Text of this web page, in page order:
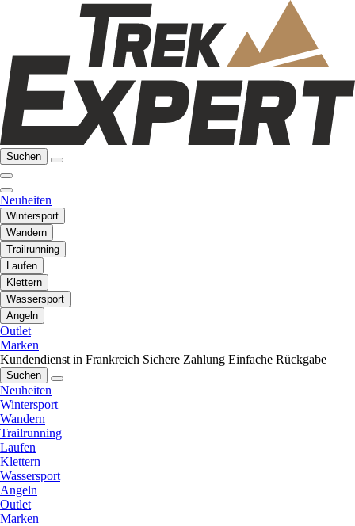
Suchen
Neuheiten
Wintersport
Wandern
Trailrunning
Laufen
Klettern
Wassersport
Angeln
Outlet
Marken
Kundendienst in Frankreich Sichere Zahlung Einfache Rückgabe
Suchen
Neuheiten
Wintersport
Wandern
Trailrunning
Laufen
Klettern
Wassersport
Angeln
Outlet
Marken